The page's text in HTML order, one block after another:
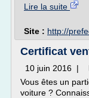
Lire la suite
Site : http://
Certificat
10 juin 2016 |
Vous êtes un
voiture ?